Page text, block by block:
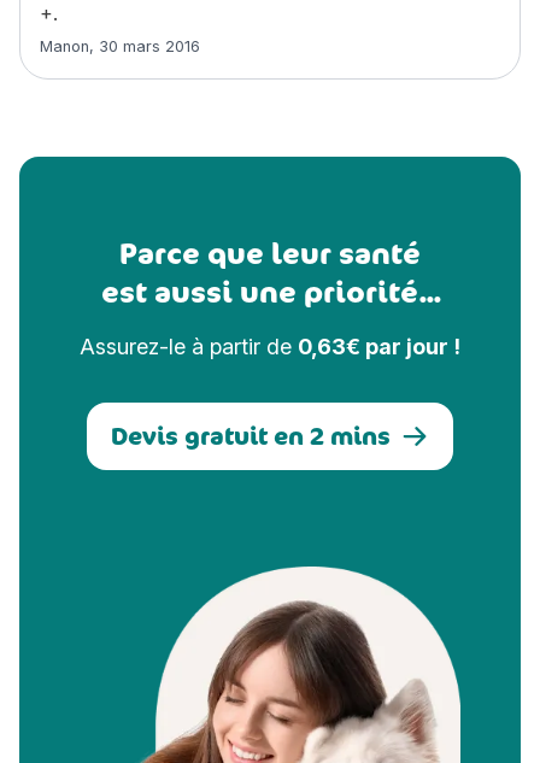
+.
Article rédigé par
Manon, 30 mars 2016
Parce que leur santé
est aussi une priorité...
Assurez-le à partir de 0,63€ par jour !
Devis gratuit en 2 mins